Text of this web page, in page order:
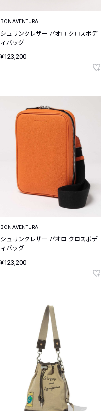
BONAVENTURA
シュリンクレザー パオロ クロスボデ
ィバッグ
¥123,200
BONAVENTURA
シュリンクレザー パオロ クロスボデ
ィバッグ
¥123,200